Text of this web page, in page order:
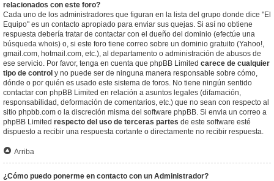
relacionados con este foro?
Cada uno de los administradores que figuran en la lista del grupo donde dice "El
Equipo" es un contacto apropiado para enviar sus quejas. Si así no obtiene
respuesta debería tratar de contactar con el dueño del dominio (efectúe una
búsqueda whois) o, si este foro tiene correo sobre un dominio gratuito (Yahoo!,
gmail.com, hotmail.com, etc.), al departamento o administración de abusos de
ese servicio. Por favor, tenga en cuenta que phpBB Limited carece de cualquier
tipo de control y no puede ser de ninguna manera responsable sobre cómo,
dónde o por quién es usado este sistema de foros. No tiene ningún sentido
contactar con phpBB Limited en relación a asuntos legales (difamación,
responsabilidad, deformación de comentarios, etc.) que no sean con respecto al
sitio phpbb.com o la discreción misma del software phpBB. Si envia un correo a
phpBB Limited respecto del uso de terceras partes de este software esté
dispuesto a recibir una respuesta cortante o directamente no recibir respuesta.
Arriba
¿Cómo puedo ponerme en contacto con un Administrador?